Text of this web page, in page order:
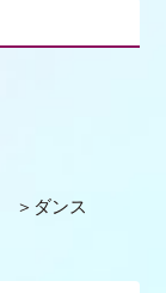
ダンス